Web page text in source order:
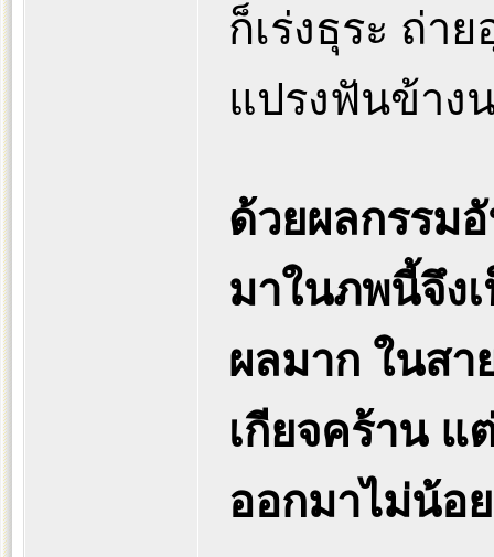
ก็เร่งธุระ ถ่า
แปรงฟันข้าง
ด้วยผลกรรม
มาในภพนี้จึง
ผลมาก ในสา
เกียจคร้าน แ
ออกมาไม่น้อ